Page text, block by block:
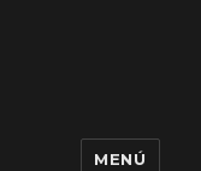
MENÚ